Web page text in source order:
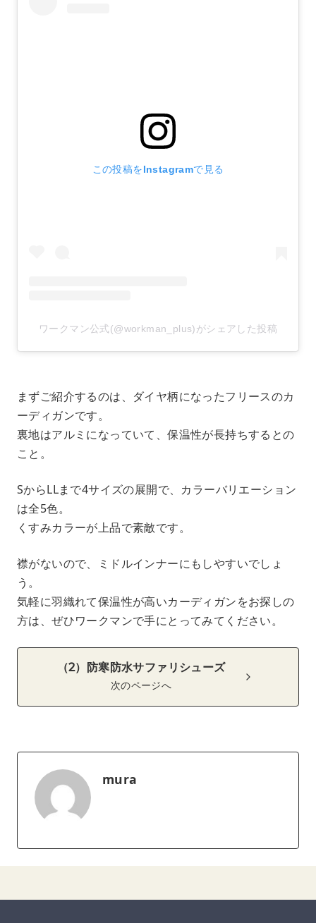
この投稿をInstagramで見る
ワークマン公式(@workman_plus)がシェアした投稿
まずご紹介するのは、ダイヤ柄になったフリースのカ
ーディガンです。
裏地はアルミになっていて、保温性が長持ちするとの
こと。
SからLLまで4サイズの展開で、カラーバリエーション
は全5色。
くすみカラーが上品で素敵です。
襟がないので、ミドルインナーにもしやすいでしょ
う。
気軽に羽織れて保温性が高いカーディガンをお探しの
方は、ぜひワークマンで手にとってみてください。
（2）防寒防水サファリシューズ
次のページへ
mura